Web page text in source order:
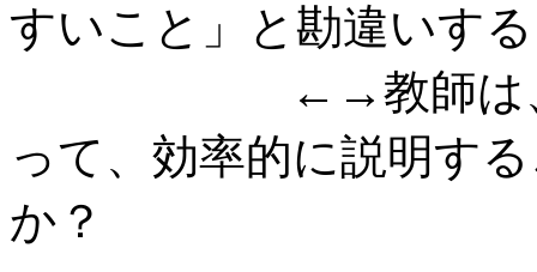
すいこと」と勘違いす
←→教師は、権威
って、効率的に説明す
か？